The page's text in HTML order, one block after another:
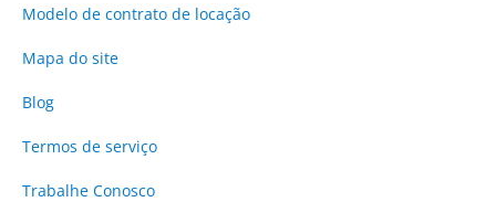
Modelo de contrato de locação
Mapa do site
Blog
Termos de serviço
Trabalhe Conosco